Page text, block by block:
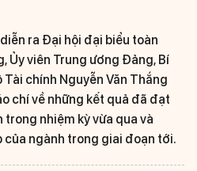
ra Đại hội đại biểu toàn
Ủy viên Trung ương Đảng, Bí
chính Nguyễn Văn Thắng
chí về những kết quả đã đạt
nhiệm kỳ vừa qua và
của ngành trong giai đoạn tới.